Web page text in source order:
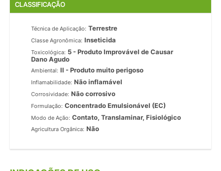
CLASSIFICAÇÃO
Técnica de Aplicação: Terrestre
Classe Agronômica: Inseticida
Toxicológica: 5 - Produto Improvável de Causar
Dano Agudo
Ambiental: II - Produto muito perigoso
Inflamabilidade: Não inflamável
Corrosividade: Não corrosivo
Formulação: Concentrado Emulsionável (EC)
Modo de Ação: Contato, Translaminar, Fisiológico
Agricultura Orgânica: Não